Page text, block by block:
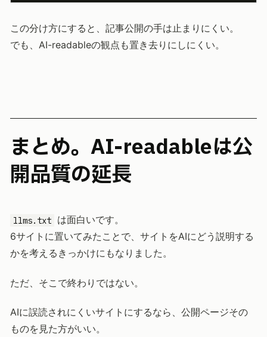
この分け方にすると、記事公開の手は止まりにくい。
でも、AI-readableの観点も置き去りにしにくい。
まとめ。AI-readableは公
開品質の延長
llms.txt
は面白いです。
6サイトに置いてみたことで、サイトをAIにどう説明する
かを考えるきっかけにもなりました。
ただ、そこで終わりではない。
AIに誤読されにくいサイトにするなら、公開ページその
ものを見た方がいい。